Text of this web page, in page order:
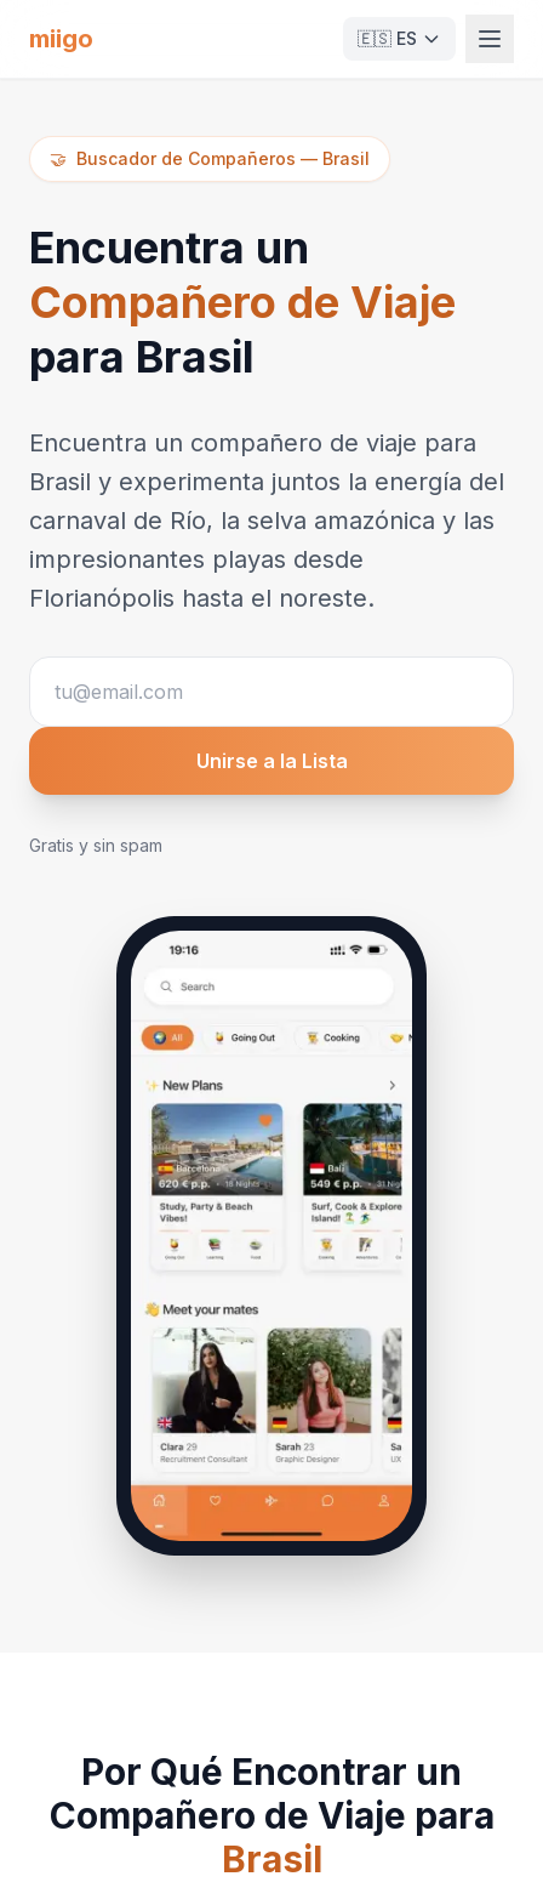
miigo 🇪🇸 ES
🤝 Buscador de Compañeros — Brasil
Encuentra un
Compañero de Viaje
para Brasil
Encuentra un compañero de viaje para
Brasil y experimenta juntos la energía del
carnaval de Río, la selva amazónica y las
impresionantes playas desde
Florianópolis hasta el noreste.
Unirse a la Lista
Gratis y sin spam
Por Qué Encontrar un
Compañero de Viaje para
Brasil